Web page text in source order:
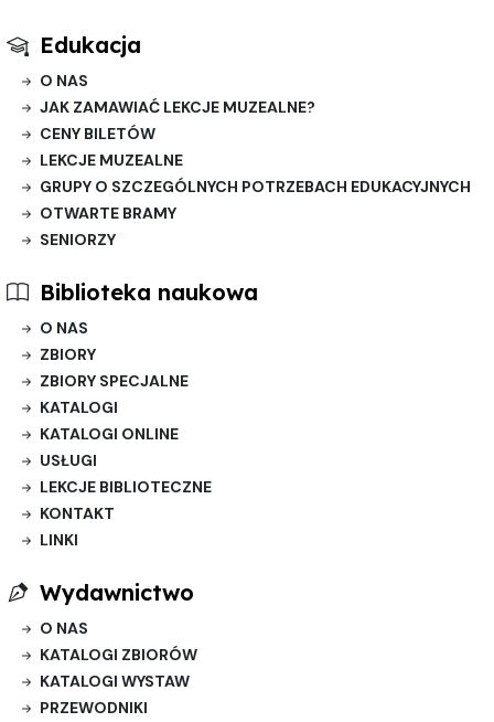
Edukacja
O NAS
JAK ZAMAWIAĆ LEKCJE MUZEALNE?
CENY BILETÓW
LEKCJE MUZEALNE
GRUPY O SZCZEGÓLNYCH POTRZEBACH EDUKACYJNYCH
OTWARTE BRAMY
SENIORZY
Biblioteka naukowa
O NAS
ZBIORY
ZBIORY SPECJALNE
KATALOGI
KATALOGI ONLINE
USŁUGI
LEKCJE BIBLIOTECZNE
KONTAKT
LINKI
Wydawnictwo
O NAS
KATALOGI ZBIORÓW
KATALOGI WYSTAW
PRZEWODNIKI